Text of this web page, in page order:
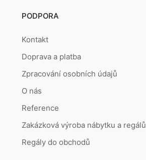
PODPORA
Kontakt
Doprava a platba
Zpracování osobních údajů
O nás
Reference
Zakázková výroba nábytku a regálů
Regály do obchodů